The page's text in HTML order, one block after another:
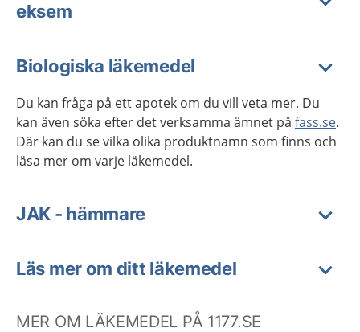
eksem
Biologiska läkemedel
Du kan fråga på ett apotek om du vill veta mer. Du
kan även söka efter det verksamma ämnet på fass.se.
Där kan du se vilka olika produktnamn som finns och
läsa mer om varje läkemedel.
JAK - hämmare
Läs mer om ditt läkemedel
MER OM LÄKEMEDEL PÅ 1177.SE